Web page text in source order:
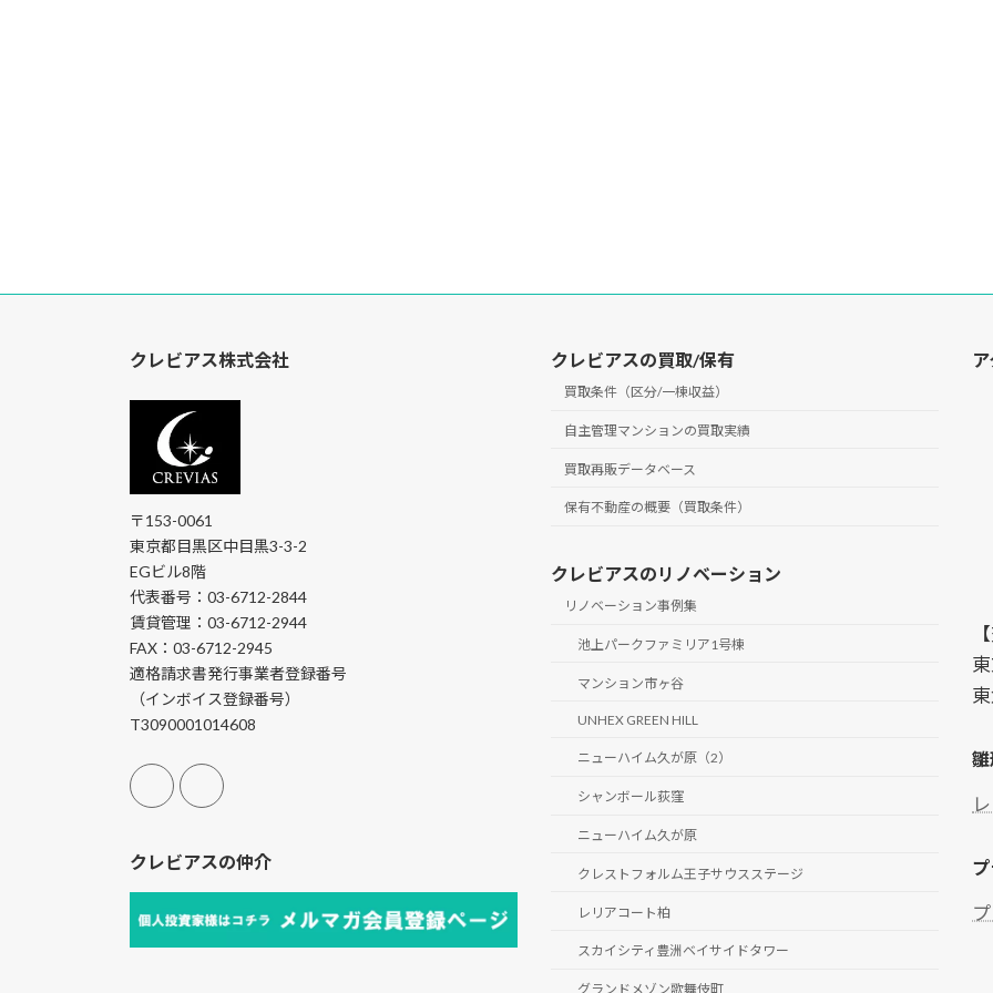
クレビアス株式会社
〒153-0061
東京都目黒区中目黒3-3-2
EGビル8階
代表番号：03-6712-2844
賃貸管理：03-6712-2944
FAX：03-6712-2945
適格請求書発行事業者登録番号
（インボイス登録番号）
T3090001014608
クレビアスの仲介
クレビアスの買取/保有
買取条件（区分/一棟収益）
自主管理マンションの買取実績
買取再販データベース
保有不動産の概要（買取条件）
クレビアスのリノベーション
リノベーション事例集
池上パークファミリア1号棟
マンション市ヶ谷
UNHEX GREEN HILL
ニューハイム久が原（2）
シャンボール荻窪
ニューハイム久が原
クレストフォルム王子サウスステージ
レリアコート柏
スカイシティ豊洲ベイサイドタワー
グランドメゾン歌舞伎町